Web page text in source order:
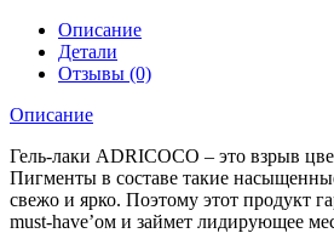
Описание
Детали
Отзывы (0)
Описание
Гель-лаки ADRICOCO – это взрыв
Пигменты в составе такие
свежо и ярко. Поэтому этот продукт
must-have’ом и займет лидирующее